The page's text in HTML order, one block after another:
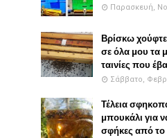
Παρασκευή,
Βρίσκω
σε όλα μου τα
ταινίες που
Σάββατο,
Τέλεια
μπουκάλι για
σφήκες από το